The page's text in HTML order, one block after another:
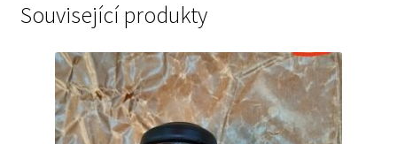
Související produkty